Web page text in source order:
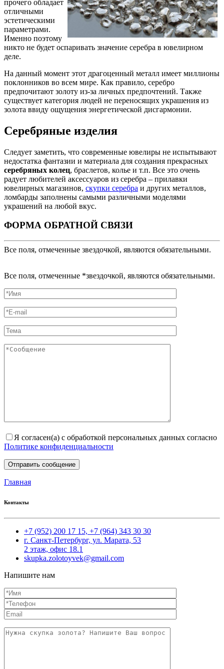
прочего обладает
отличными
эстетическими
параметрами.
Именно поэтому
никто не будет оспаривать значение серебра в ювелирном
деле.
На данный момент этот драгоценный металл имеет миллионы
поклонников во всем мире. Как правило, серебро
предпочитают золоту из-за личных предпочтений. Также
существует категория людей не переносящих украшения из
золота ввиду ощущения энергетической дисгармонии.
Серебряные изделия
Следует заметить, что современные ювелиры не испытывают
недостатка фантазии и материала для создания прекрасных
серебряных колец, браслетов, колье и т.п. Все это очень
радует любителей аксессуаров из серебра – прилавки
ювелирных магазинов, скупки серебра и других металлов,
ломбарды заполнены самыми различными моделями
украшений на любой вкус.
ФОРМА ОБРАТНОЙ СВЯЗИ
Все поля, отмеченные звездочкой, являются обязательными.
Все поля, отмеченные *звездочкой, являются обязательными.
Я согласен(а) с обработкой персональных данных согласно
Политике конфиденциальности
Главная
Контакты
+7 (952) 200 17 15, +7 (964) 343 30 30
г. Санкт-Петербург, ул. Марата, 53
2 этаж, офис 18.1
skupka.zolotoyvek@gmail.com
Напишите нам